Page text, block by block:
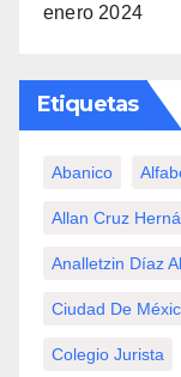
enero 2024
Etiquetas
Abanico
Allan Cruz
Analletzin Díaz
Ciudad De
Colegio Jurista